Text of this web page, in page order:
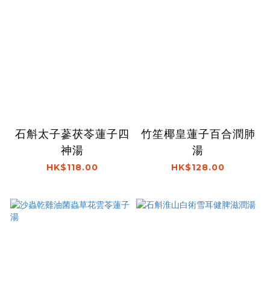
石斛太子蔘茯苓蓮子四
神湯
HK$118.00
竹笙椰皇蓮子百合潤肺
湯
HK$128.00